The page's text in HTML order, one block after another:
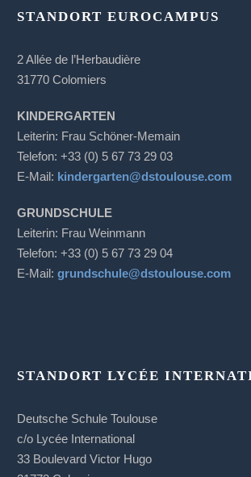
STANDORT EUROCAMPUS
2 Allée de l’Herbaudière
31770 Colomiers
KINDERGARTEN
Leiterin: Frau Schöner-Memain
Telefon: +33 (0) 5 67 73 29 03
E-Mail: kindergarten@dstoulouse.com
GRUNDSCHULE
Leiterin: Frau Weinmann
Telefon: +33 (0) 5 67 73 29 04
E-Mail:grundschule@dstoulouse.com
STANDORT LYCÉE
Deutsche Schule Toulouse
c/o Lycée International
33 Boulevard Victor Hugo